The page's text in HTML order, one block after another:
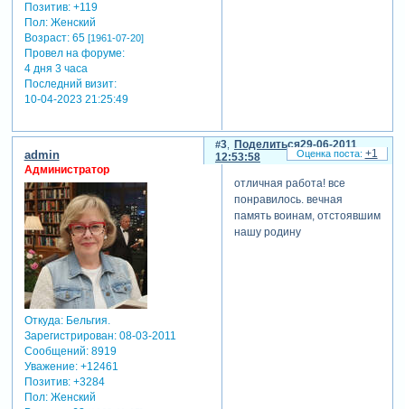
Позитив: +119
Пол:Женский
Возраст:65 [1961-07-20]
Провел на форуме:
4 дня 3 часа
Последний визит:
10-04-2023 21:25:49
Поделиться
3
29-06-2011
12:53:58
admin
Администратор
Откуда:Бельгия.
Зарегистрирован: 08-03-2011
Сообщений:8919
Уважение: +12461
Позитив: +3284
Пол:Женский
отличная работа! все
понравилось. вечная
память воинам, отстоявшим
нашу родину
+1